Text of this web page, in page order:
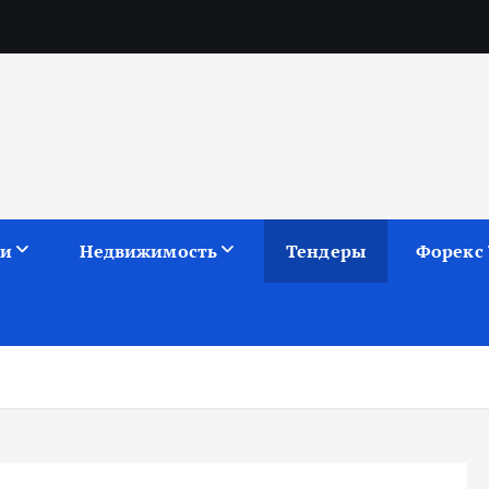
Недвижимость Тендеры Форекс